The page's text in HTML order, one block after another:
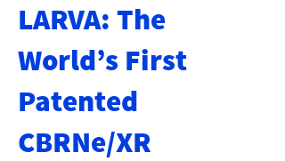
LARVA: The
World’s First
Patented
CBRNe/XR